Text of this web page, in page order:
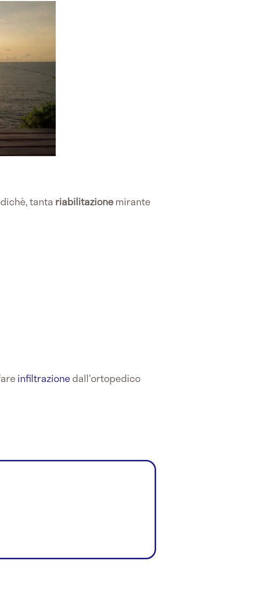
tanta riabilitazionemirante
infiltrazionedall'ortopedico